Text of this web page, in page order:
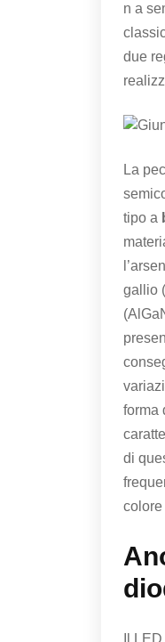
n a
due
La
tipo a
gallio
forma
di
colore
Il